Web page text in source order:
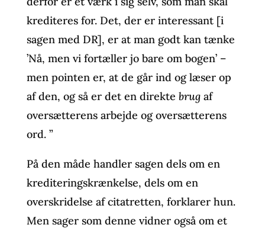
krediteres for. Det, der er interessant [i
sagen med DR], er at man godt kan tænke
’Nå, men vi fortæller jo bare om bogen’ –
men pointen er, at de går ind og læser op
af den, og så er det en direkte brugaf
oversætterens arbejde og oversætterens
ord. ”
På den måde handler sagen dels om en
krediteringskrænkelse, dels om en
overskridelse af citatretten, forklarer hun.
Men sager som denne vidner også om et